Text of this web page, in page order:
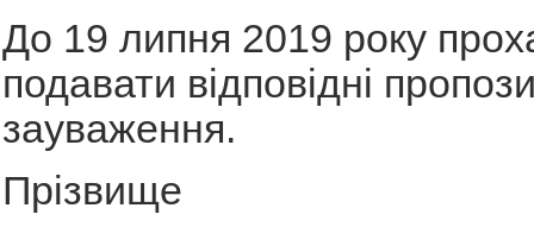
До 19 липня 2019 року
подавати відповідні
зауваження.
Прізвище